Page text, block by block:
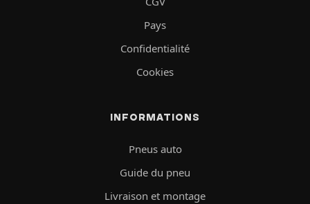
Pays
Confidentialité
Cookies
INFORMATIONS
Pneus auto
Guide du pneu
Livraison et montage